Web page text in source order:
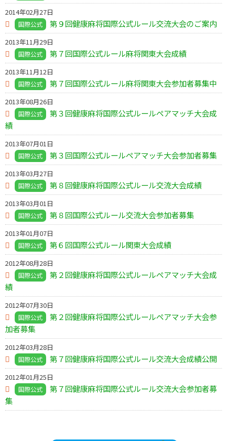
2014年02月27日
国際公式 第９回健康麻将国際公式ルール交流大会のご案内
2013年11月29日
国際公式 第７回国際公式ルール麻将関東大会成績
2013年11月12日
国際公式 第７回国際公式ルール麻将関東大会参加者募集中
2013年08月26日
国際公式
第３回健康麻将国際公式ルールペアマッチ大会成
績
2013年07月01日
国際公式 第３回国際公式ルールペアマッチ大会参加者募集
2013年03月27日
国際公式 第８回健康麻将国際公式ルール交流大会成績
2013年03月01日
国際公式 第８回国際公式ルール交流大会参加者募集
2013年01月07日
国際公式 第６回国際公式ルール関東大会成績
2012年08月28日
国際公式
第２回健康麻将国際公式ルールペアマッチ大会成
績
2012年07月30日
国際公式
第２回健康麻将国際公式ルールペアマッチ大会参
加者募集
2012年03月28日
国際公式 第７回健康麻将国際公式ルール交流大会成績公開
2012年01月25日
国際公式
第７回健康麻将国際公式ルール交流大会参加者募
集